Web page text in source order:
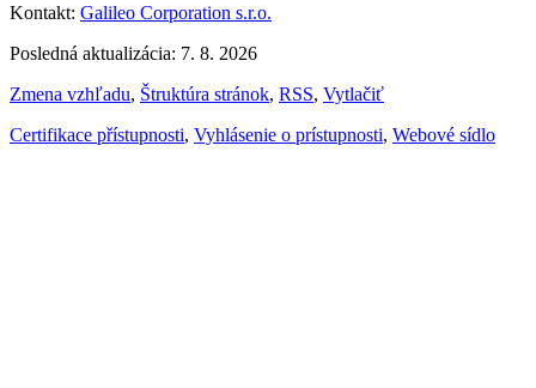
Kontakt: Galileo Corporation s.r.o.
Posledná aktualizácia: 7. 8. 2026
Zmena vzhľadu, Štruktúra stránok, RSS, Vytlačiť
Certifikace přístupnosti, Vyhlásenie o prístupnosti, Webové sídlo